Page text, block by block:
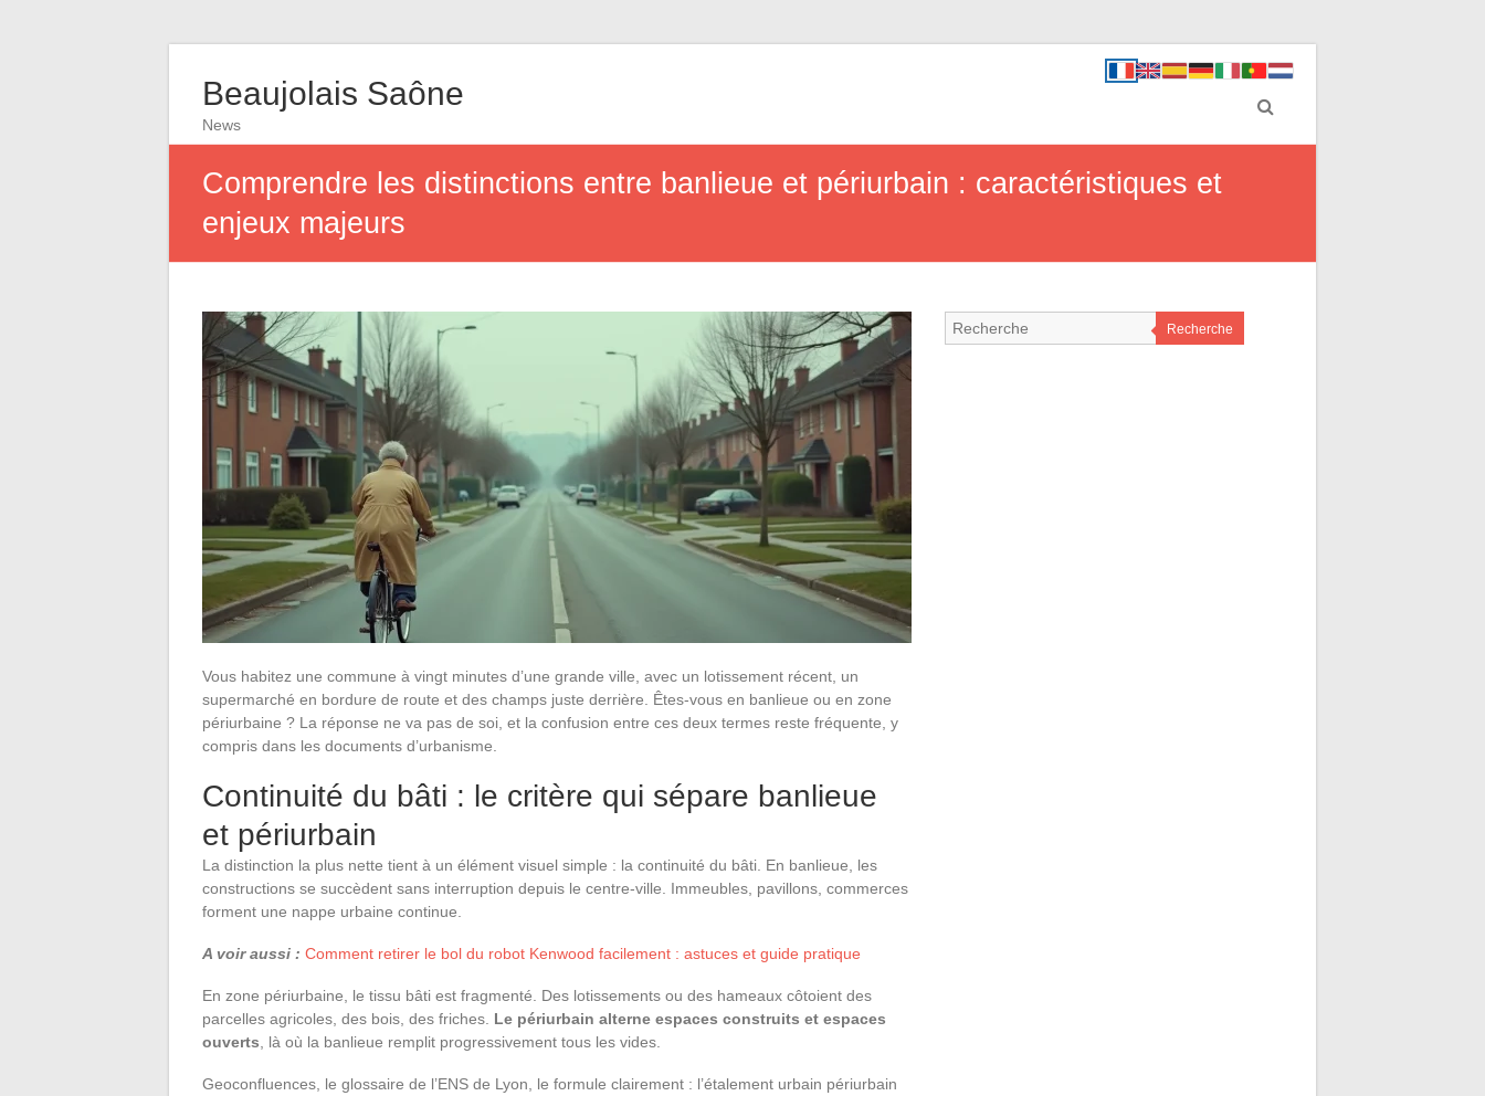
Beaujolais Saône
News
Comprendre les distinctions entre banlieue et périurbain : caractéristiques et
enjeux majeurs
Vous habitez une commune à vingt minutes d’une grande ville, avec un lotissement récent, un
supermarché en bordure de route et des champs juste derrière. Êtes-vous en banlieue ou en zone
périurbaine ? La réponse ne va pas de soi, et la confusion entre ces deux termes reste fréquente, y
compris dans les documents d’urbanisme.
Continuité du bâti : le critère qui sépare banlieue
et périurbain
La distinction la plus nette tient à un élément visuel simple : la continuité du bâti. En banlieue, les
constructions se succèdent sans interruption depuis le centre-ville. Immeubles, pavillons, commerces
forment une nappe urbaine continue.
A voir aussi : Comment retirer le bol du robot Kenwood facilement : astuces et guide pratique
En zone périurbaine, le tissu bâti est fragmenté. Des lotissements ou des hameaux côtoient des
parcelles agricoles, des bois, des friches. Le périurbain alterne espaces construits et espaces
ouverts , là où la banlieue remplit progressivement tous les vides.
Geoconfluences, le glossaire de l’ENS de Lyon, le formule clairement : l’étalement urbain périurbain
Recherche